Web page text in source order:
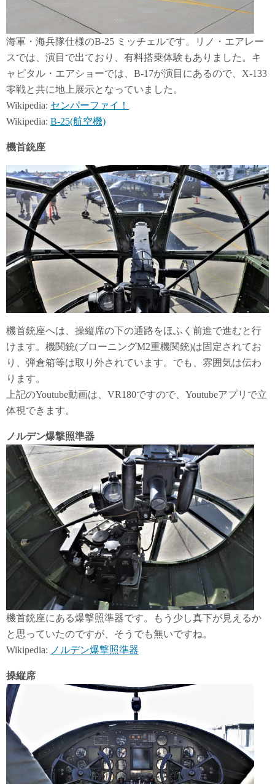
海軍・海兵隊仕様のB-25 ミッチェルです。リノ・エアレー
スでは、演目で出ており、有料搭乗体験もありました。キ
ャピタル・エアショーでは、B-17が演目にあるので、X-133
零戦と共に地上展示となっていました。
Wikipedia: センパーファイ！
Wikipedia: B-25(航空機)
機首銃座
機首銃座へは、操縦席の下の通路をほふく前進で進むと行
けます。機関銃(ブローニングM2重機関銃)は固定されてお
り、弾倉箱等は取り外されています。でも、雰囲気は伝わ
ります。
上記のYoutube動画は、VR180ですので、Youtubeアプリで立
体視できます。
ノルデン爆撃照準器
機首銃座にある爆撃照準器です。もう少し真下が見えるか
と思っていたのですが、そうでも無いですね。
Wikipedia: ノルデン爆撃照準器
操縦席